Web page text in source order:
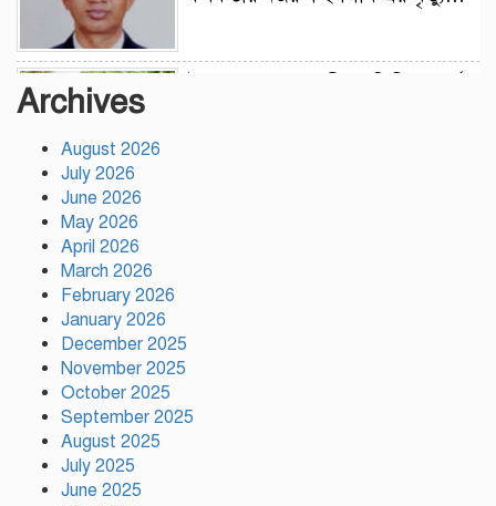
রাজবাড়ীতে স্টার্লিং সাবমেশিনগানসহ
দুই অস্ত্রধারী গ্রেপ্তার, ৩৪ রাউন্ড গুলি
Archives
August 2026
July 2026
June 2026
May 2026
April 2026
March 2026
February 2026
January 2026
December 2025
November 2025
October 2025
September 2025
August 2025
July 2025
June 2025